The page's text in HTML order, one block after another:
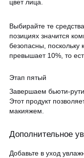
цвет лица.
Выбирайте те
позициях значится
безопасны, поскольку
превышает 10%, то
Этап пятый
Завершаем бьюти-
Этот продукт
макияжем.
Дополнительное
Добавьте в уход